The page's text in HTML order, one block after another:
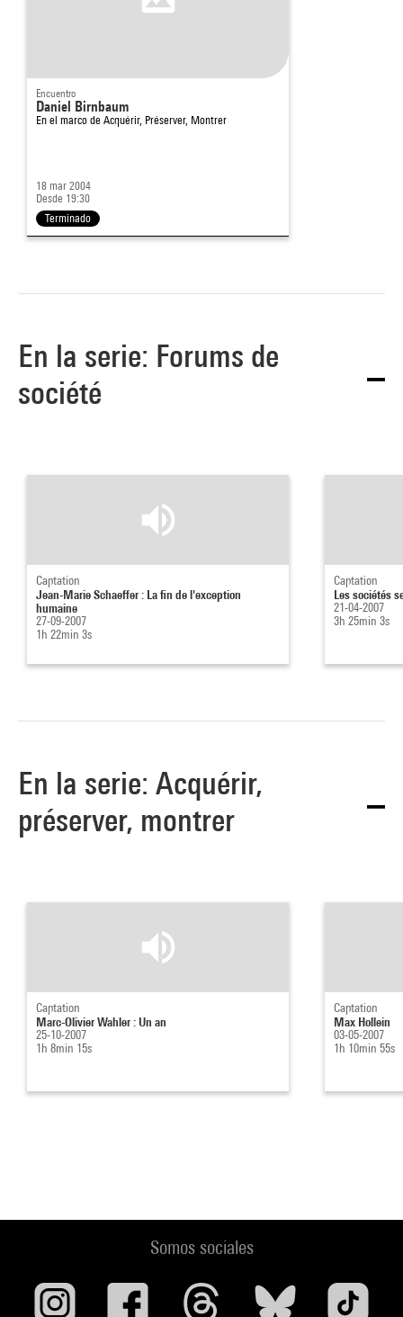
Encuentro
Daniel Birnbaum
En el marco de Acquérir, Préserver, Montrer
18 mar 2004
Desde 19:30
Terminado
En la serie: Forums de
société
Captation
Jean-Marie Schaeffer : La fin de l'exception
humaine
27-09-2007
1h 22min 3s
Captation
Les sociétés
21-04-2007
3h 25min 3s
En la serie: Acquérir,
préserver, montrer
Captation
Marc-Olivier Wahler : Un an
25-10-2007
1h 8min 15s
Captation
Max Hollein
03-05-2007
1h 10min 55s
Somos sociales